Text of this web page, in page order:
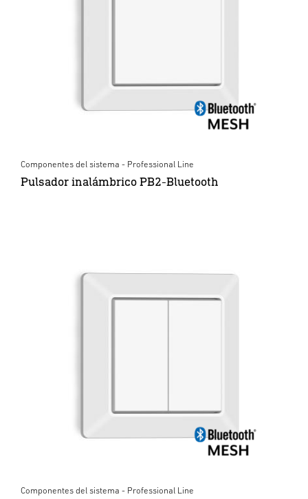
Componentes del sistema - Professional Line
Pulsador inalámbrico PB2-Bluetooth
Componentes del sistema - Professional Line